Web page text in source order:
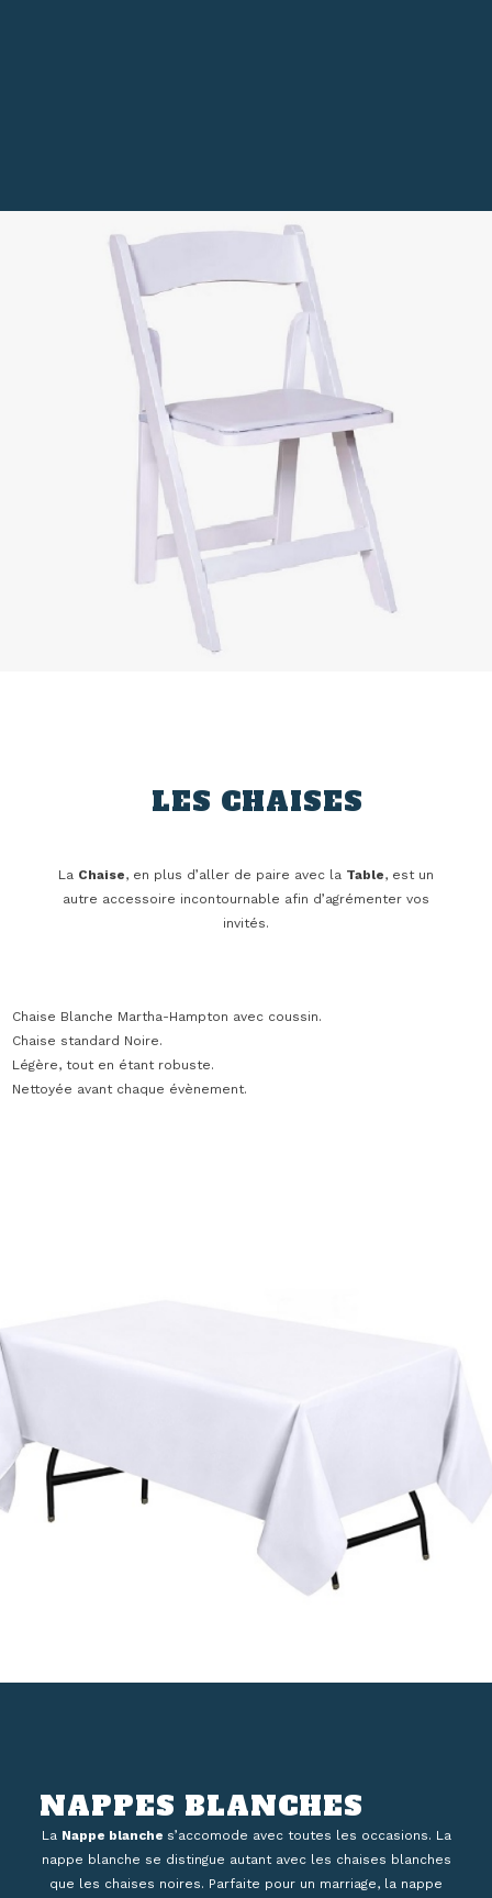
LES CHAISES
La Chaise, en plus d’aller de paire avec la Table, est un
autre accessoire incontournable afin d’agrémenter vos
invités.
Chaise Blanche Martha-Hampton avec coussin.
Chaise standard Noire.
Légère, tout en étant robuste.
Nettoyée avant chaque évènement.
NAPPES BLANCHES
La Nappe blanche s’accomode avec toutes les occasions. La
nappe blanche se distingue autant avec les chaises blanches
que les chaises noires. Parfaite pour un marriage, la nappe